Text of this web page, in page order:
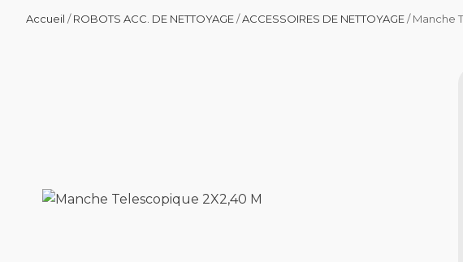
Accueil /ROBOTS ACC. DE NETTOYAGE/ACCESSOIRES DE NETTOYAGE/ Manche